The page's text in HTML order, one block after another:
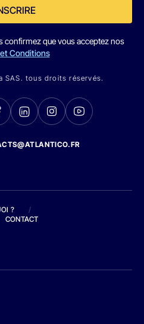
confirmez que vous acceptez nos
Conditions
SAS. tous droits réservés.
?
/
CONTACT